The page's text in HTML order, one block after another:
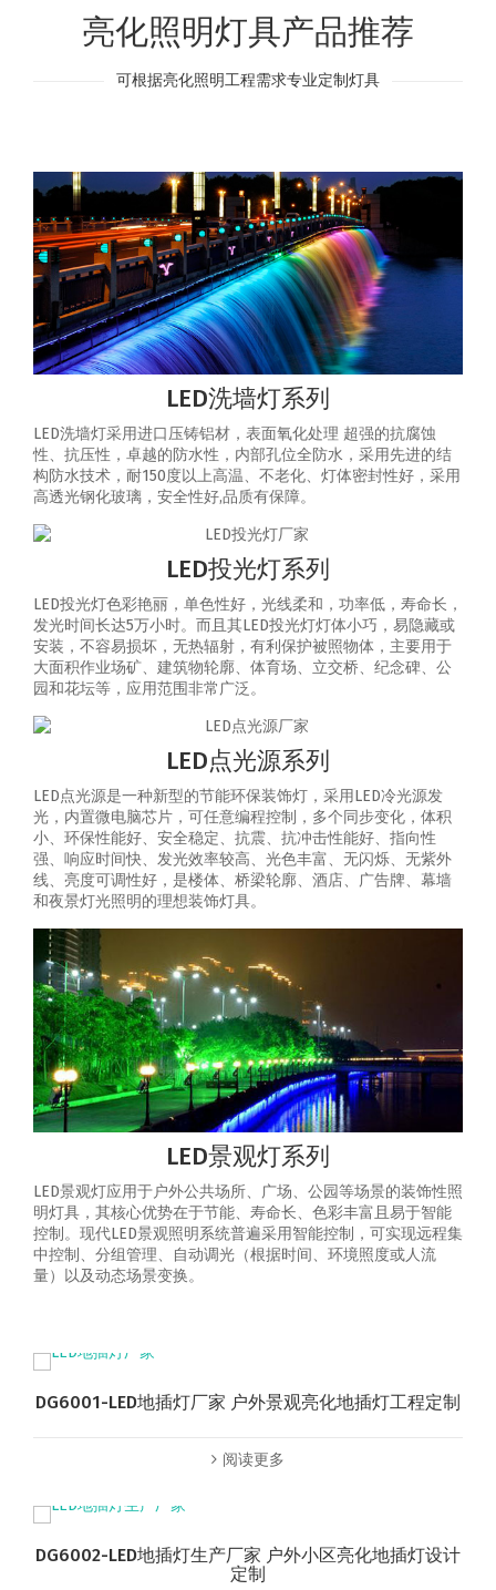
亮化照明灯具产品推荐
可根据亮化照明工程需求专业定制灯具
LED洗墙灯系列
LED洗墙灯采用进口压铸铝材，表面氧化处理 超强的抗腐蚀
性、抗压性，卓越的防水性，内部孔位全防水，采用先进的结
构防水技术，耐150度以上高温、不老化、灯体密封性好，采用
高透光钢化玻璃，安全性好,品质有保障。
LED投光灯系列
LED投光灯色彩艳丽，单色性好，光线柔和，功率低，寿命长，
发光时间长达5万小时。而且其LED投光灯灯体小巧，易隐藏或
安装，不容易损坏，无热辐射，有利保护被照物体，主要用于
大面积作业场矿、建筑物轮廓、体育场、立交桥、纪念碑、公
园和花坛等，应用范围非常广泛。
LED点光源系列
LED点光源是一种新型的节能环保装饰灯，采用LED冷光源发
光，内置微电脑芯片，可任意编程控制，多个同步变化，体积
小、环保性能好、安全稳定、抗震、抗冲击性能好、指向性
强、响应时间快、发光效率较高、光色丰富、无闪烁、无紫外
线、亮度可调性好，是楼体、桥梁轮廓、酒店、广告牌、幕墙
和夜景灯光照明的理想装饰灯具。
LED景观灯系列
LED景观灯应用于户外公共场所、广场、公园等场景的装饰性照
明灯具，其核心优势在于节能、寿命长、色彩丰富且易于智能
控制‌。‌现代LED景观照明系统普遍采用智能控制，可实现‌远程集
中控制、分组管理、自动调光（根据时间、环境照度或人流
量）以及动态场景变换‌。
DG6001-LED地插灯厂家 户外景观亮化地插灯工程定制
阅读更多
DG6002-LED地插灯生产厂家 户外小区亮化地插灯设计
定制